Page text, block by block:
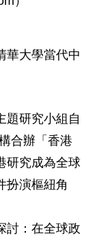
華大學當代中
研究小組自
合辦「香港
研究成為全球
扮演樞紐角
：在全球政